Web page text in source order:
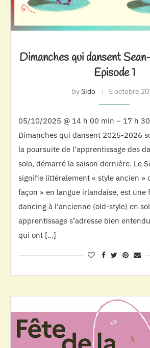
Dimanches qui dansent
Episode 1
bySido 5 octobre
05/10/2025 @ 14 h 00 min – 17 h
Dimanches qui dansent 2025-2026
la poursuite de l’apprentissage des
solo, démarré la saison dernière. Le
signifie littéralement « style ancien »
façon » en langue irlandaise, est une
dancing à l’ancienne (old-style) en
apprentissage s’adresse bien
qui ont […]